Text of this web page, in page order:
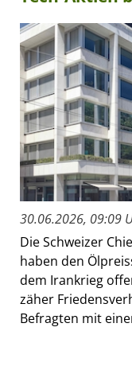
30.06.2026, 09:09
Die Schweizer
haben den
dem Irankrieg
zäher
Befragten mit